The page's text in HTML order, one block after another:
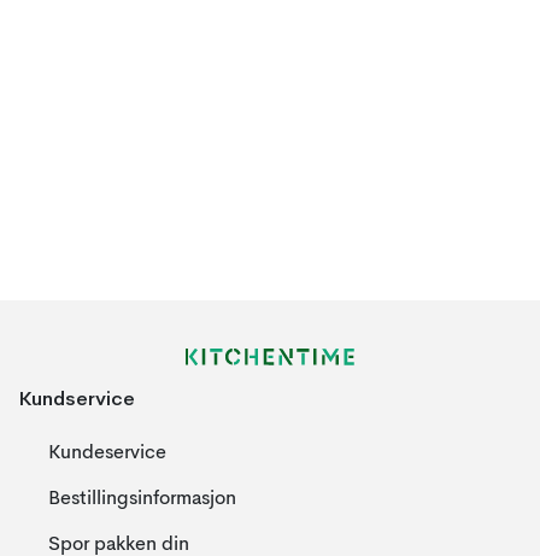
Kundservice
Kundeservice
Bestillingsinformasjon
Spor pakken din